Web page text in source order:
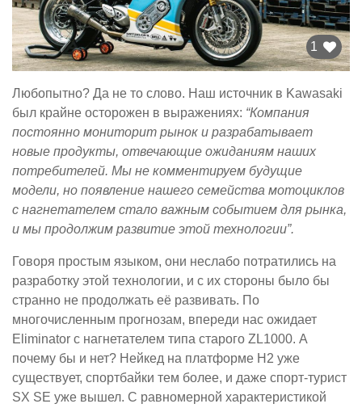
1
Любопытно? Да не то слово. Наш источник в Kawasaki
был крайне осторожен в выражениях: “Компания
постоянно мониторит рынок и разрабатывает
новые продукты, отвечающие ожиданиям наших
потребителей. Мы не комментируем будущие
модели, но появление нашего семейства мотоциклов
с нагнетателем стало важным событием для рынка,
и мы продолжим развитие этой технологии”.
Говоря простым языком, они неслабо потратились на
разработку этой технологии, и с их стороны было бы
странно не продолжать её развивать. По
многочисленным прогнозам, впереди нас ожидает
Eliminator с нагнетателем типа старого ZL1000. А
почему бы и нет? Нейкед на платформе H2 уже
существует, спортбайки тем более, и даже спорт-турист
SX SE уже вышел. С равномерной характеристикой